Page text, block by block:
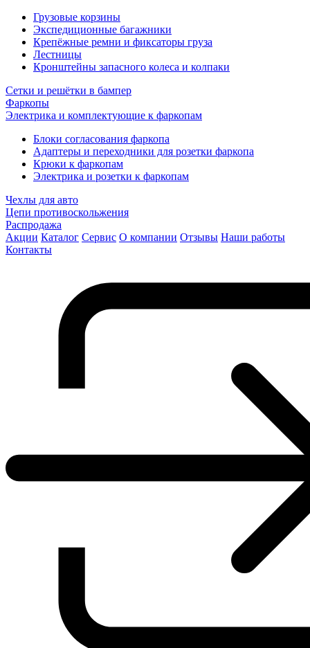
Грузовые корзины
Экспедиционные багажники
Крепёжные ремни и фиксаторы груза
Лестницы
Кронштейны запасного колеса и колпаки
Сетки и решётки в бампер
Фаркопы
Электрика и комплектующие к фаркопам
Блоки согласования фаркопа
Адаптеры и переходники для розетки фаркопа
Крюки к фаркопам
Электрика и розетки к фаркопам
Чехлы для авто
Цепи противоскольжения
Распродажа
Акции Каталог Сервис О компании Отзывы Наши работы
Контакты